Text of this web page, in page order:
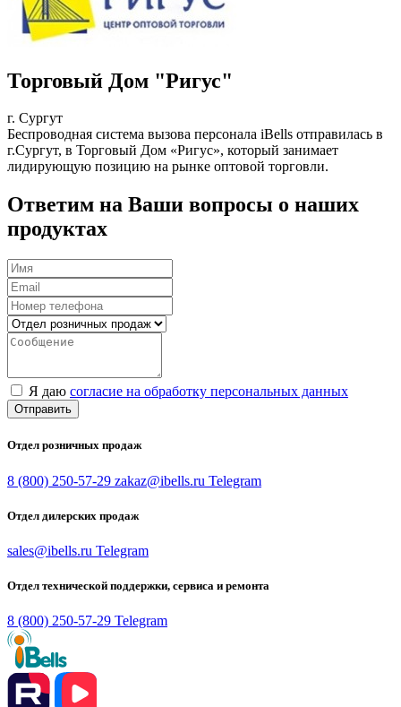
Торговый Дом "Ригус"
г. Сургут
Беспроводная система вызова персонала iBells отправилась в
г.Сургут, в Торговый Дом «Ригус», который занимает
лидирующую позицию на рынке оптовой торговли.
Ответим на Ваши вопросы о наших
продуктах
Я даю согласие на обработку персональных данных
Отправить
Отдел розничных продаж
8 (800) 250-57-29 zakaz@ibells.ru Telegram
Отдел дилерских продаж
sales@ibells.ru Telegram
Отдел технической поддержки, сервиса и ремонта
8 (800) 250-57-29 Telegram